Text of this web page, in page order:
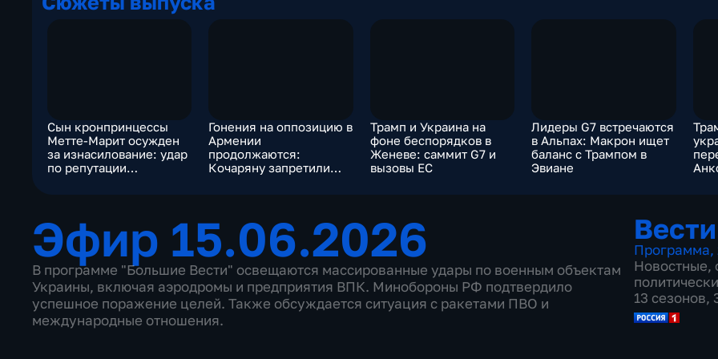
Сын кронпринцессы
Метте-Марит осужден
за изнасилование: удар
по репутации
Гонения на оппозицию в
Армении
продолжаются:
Кочаряну запретили
Трамп и Украина на
фоне беспорядков в
Женеве: саммит G7 и
вызовы ЕС
Лидеры G7 встречаются
в Альпах: Макрон ищет
баланс с Трампом в
Эвиане
Эфир 15.06.2026
В программе "Большие Вести" освещаются массированные удары по военным объектам
Украины, включая аэродромы и предприятия ВПК. Минобороны РФ подтвердило
успешное поражение целей. Также обсуждается ситуация с ракетами ПВО и
международные отношения.
Программа,
Новостные,
13 сезонов,